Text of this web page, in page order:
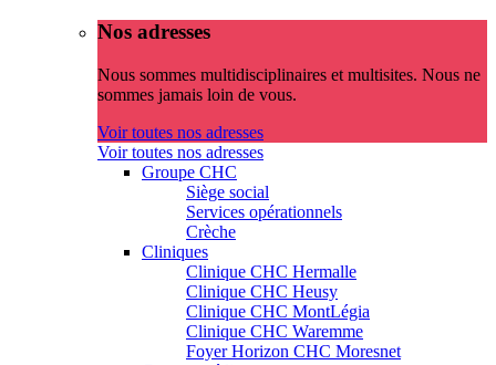
Nos adresses
Nous sommes multidisciplinaires et multisites. Nous ne
sommes jamais loin de vous.
Voir toutes nos adresses
Voir toutes nos adresses
Groupe CHC
Siège social
Services opérationnels
Crèche
Cliniques
Clinique CHC Hermalle
Clinique CHC Heusy
Clinique CHC MontLégia
Clinique CHC Waremme
Foyer Horizon CHC Moresnet